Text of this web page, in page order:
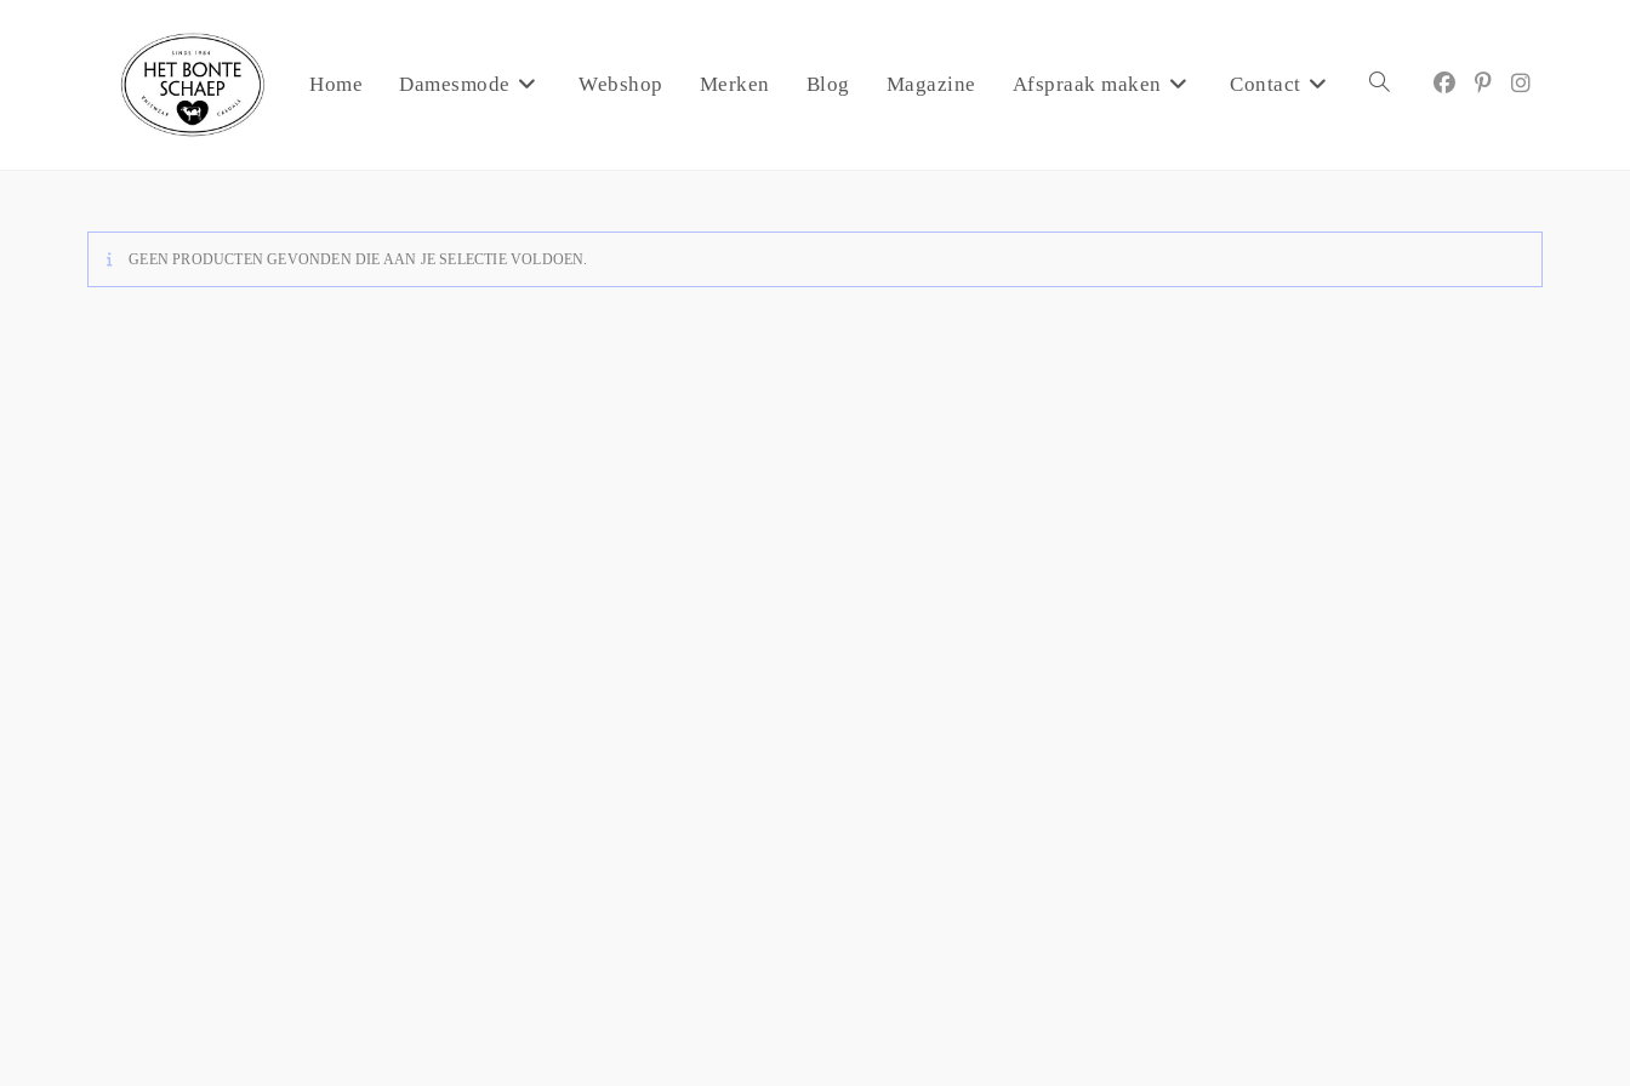
Home Damesmode Webshop Merken Blog Magazine Afspraak maken Contact
GEEN PRODUCTEN GEVONDEN DIE AAN JE SELECTIE VOLDOEN.